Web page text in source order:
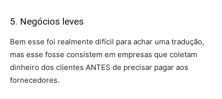
5. Negócios leves
Bem esse foi realmente difícil para achar uma tradução,
mas esse fosse consistem em empresas que coletam
dinheiro dos clientes ANTES de precisar pagar aos
fornecedores.